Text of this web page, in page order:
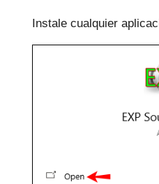
Instale cualquier